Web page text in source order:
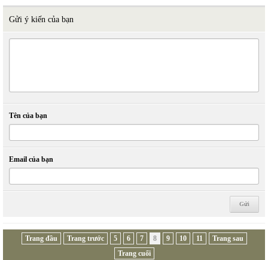
Gửi ý kiến của bạn
Tên của bạn
Email của bạn
Trang đầu Trang trước 5 6 7 8 9 10 11
Trang sau
Trang cuối